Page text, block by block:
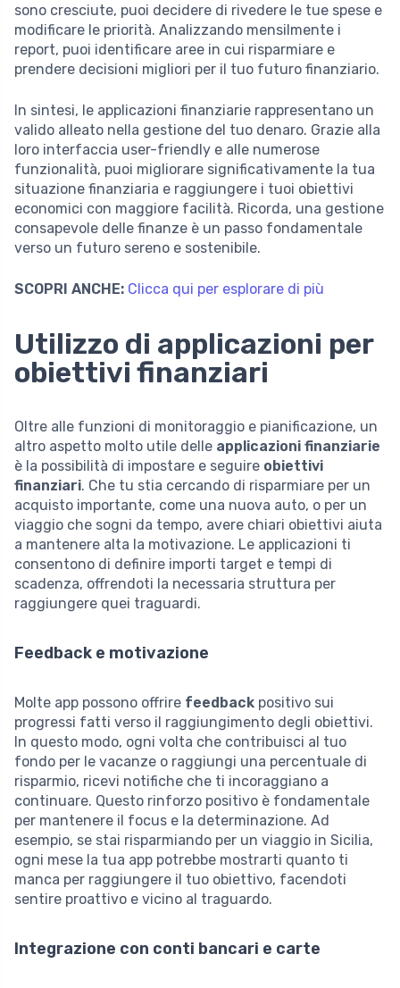
sono cresciute, puoi decidere di rivedere le tue spese e
modificare le priorità. Analizzando mensilmente i
report, puoi identificare aree in cui risparmiare e
prendere decisioni migliori per il tuo futuro finanziario.
In sintesi, le applicazioni finanziarie rappresentano un
valido alleato nella gestione del tuo denaro. Grazie alla
loro interfaccia user-friendly e alle numerose
funzionalità, puoi migliorare significativamente la tua
situazione finanziaria e raggiungere i tuoi obiettivi
economici con maggiore facilità. Ricorda, una gestione
consapevole delle finanze è un passo fondamentale
verso un futuro sereno e sostenibile.
SCOPRI ANCHE: Clicca qui per esplorare di più
Utilizzo di applicazioni per
obiettivi finanziari
Oltre alle funzioni di monitoraggio e pianificazione, un
altro aspetto molto utile delle applicazioni finanziarie
è la possibilità di impostare e seguire obiettivi
finanziari. Che tu stia cercando di risparmiare per un
acquisto importante, come una nuova auto, o per un
viaggio che sogni da tempo, avere chiari obiettivi aiuta
a mantenere alta la motivazione. Le applicazioni ti
consentono di definire importi target e tempi di
scadenza, offrendoti la necessaria struttura per
raggiungere quei traguardi.
Feedback e motivazione
Molte app possono offrire feedback positivo sui
progressi fatti verso il raggiungimento degli obiettivi.
In questo modo, ogni volta che contribuisci al tuo
fondo per le vacanze o raggiungi una percentuale di
risparmio, ricevi notifiche che ti incoraggiano a
continuare. Questo rinforzo positivo è fondamentale
per mantenere il focus e la determinazione. Ad
esempio, se stai risparmiando per un viaggio in Sicilia,
ogni mese la tua app potrebbe mostrarti quanto ti
manca per raggiungere il tuo obiettivo, facendoti
sentire proattivo e vicino al traguardo.
Integrazione con conti bancari e carte